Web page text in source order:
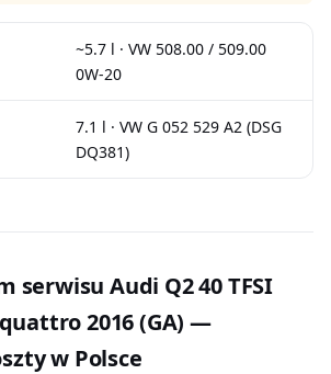
~5.7 l · VW 508.00 / 509.00
0W-20
7.1 l · VW G 052 529 A2 (DSG
DQ381)
serwisu Audi Q2 40 TFSI
quattro 2016 (GA) —
w Polsce